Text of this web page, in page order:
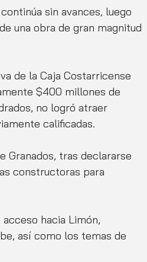
sin avances, luego
una obra de gran magnitud
de la Caja Costarricense
$400 millones de
no logró atraer
calificadas.
Granados, tras declararse
constructoras para
hacia Limón,
así como los temas de